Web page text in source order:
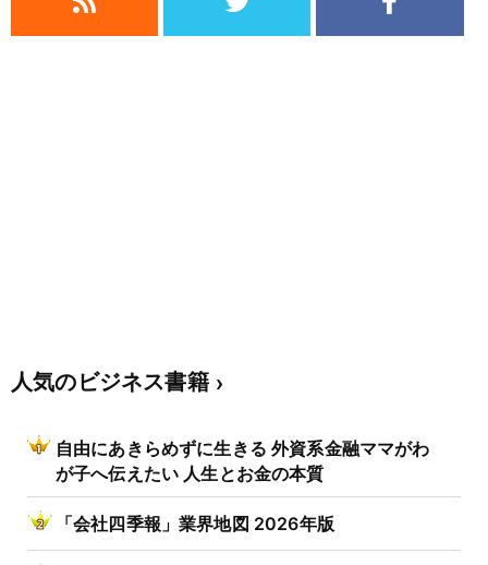
人気のビジネス書籍
自由にあきらめずに生きる 外資系金融ママがわ
が子へ伝えたい 人生とお金の本質
「会社四季報」業界地図 2026年版